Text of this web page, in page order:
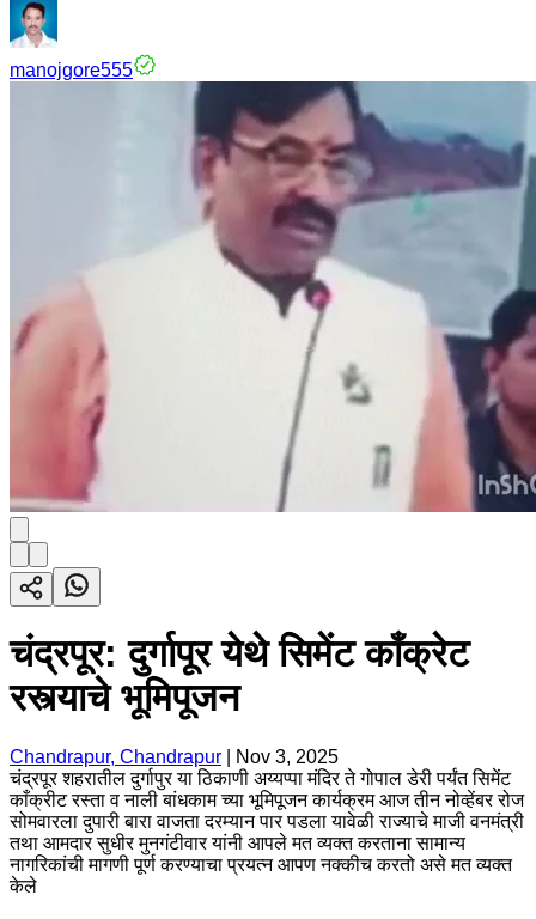
manojgore555
चंद्रपूर: दुर्गापूर येथे सिमेंट काँक्रेट
रस्त्याचे भूमिपूजन
Chandrapur, Chandrapur
Nov 3, 2025
चंद्रपूर शहरातील दुर्गापुर या ठिकाणी अय्यप्पा मंदिर ते गोपाल डेरी पर्यंत सिमेंट
काँक्रीट रस्ता व नाली बांधकाम च्या भूमिपूजन कार्यक्रम आज तीन नोव्हेंबर रोज
सोमवारला दुपारी बारा वाजता दरम्यान पार पडला यावेळी राज्याचे माजी वनमंत्री
तथा आमदार सुधीर मुनगंटीवार यांनी आपले मत व्यक्त करताना सामान्य
नागरिकांची मागणी पूर्ण करण्याचा प्रयत्न आपण नक्कीच करतो असे मत व्यक्त
केले